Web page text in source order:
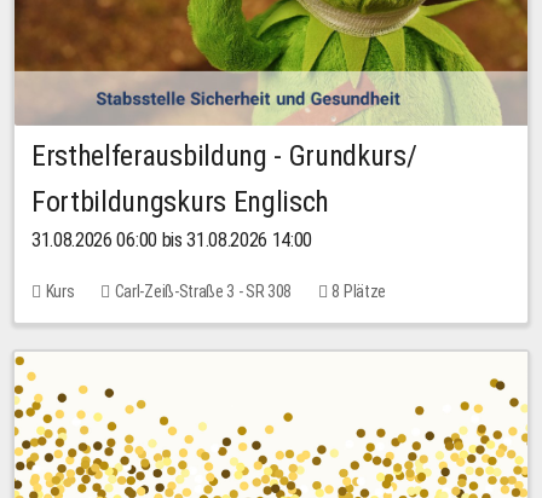
Ersthelferausbildung - Grundkurs/
Fortbildungskurs Englisch
31.08.2026 06:00 bis 31.08.2026 14:00
Kurs Carl-Zeiß-Straße 3 - SR 308 8 Plätze